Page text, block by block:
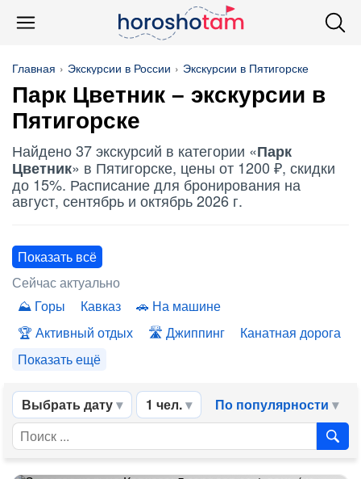
Главная Экскурсии в России Экскурсии в Пятигорске
Парк Цветник – экскурсии в
Пятигорске
Найдено 37 экскурсий в категории «Парк
Цветник» в Пятигорске, цены от 1200 ₽, скидки
до 15%. Расписание для бронирования на
август, сентябрь и октябрь 2026 г.
Показать всё
Сейчас актуально
Горы
Кавказ
На машине
Активный отдых
Джиппинг
Канатная дорога
Показать ещё
Выбрать дату 1 чел. По популярности